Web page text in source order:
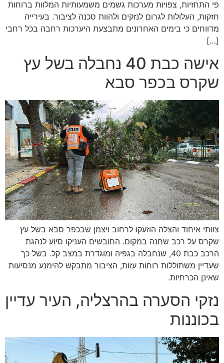
פי התחזיות, צפויות מערכות גשמים משמעותיות המלוות ברוחות
חזקות, העלולות לגרום לנזקים ולהוות סכנה לציבור. בעירייה
מדווחים כי בימים האחרונים מתבצעת היערכות רחבה בכל רחבי
[…]
אישה כבת 40 נחבלה בשל עץ
שקרס בכפר סבא
צוותי איחוד והצלה הוזעקו לרחוב ויצמן שבכפר סבא בשל עץ
שקרס על רכב שחנה במקום. החובשים העניקו סיוע לנהגת
הרכב כבת 40, שנחבלה בגפיה ומוגדרת במצב קל. בשל כך
שעדיין משתוללות רוחות עזות, הציבור מתבקש להימנע מנסיעות
שאינן הכרחיות.
נזקי הסערה בהרצליה, העיר עדיין
בכוננות